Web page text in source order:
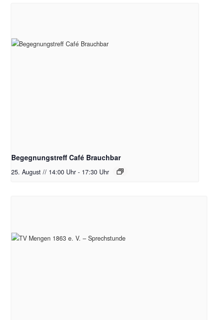
Begegnungstreff Café Brauchbar
25. August // 14:00 Uhr - 17:30 Uhr